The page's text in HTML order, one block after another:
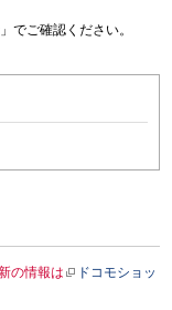
」でご確認ください。
の情報は
ドコモショッ